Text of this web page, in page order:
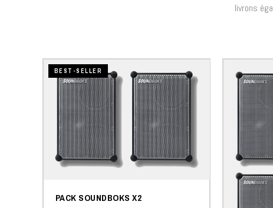
livrons
BEST-SELLER
PACK SOUNDBOKS X2